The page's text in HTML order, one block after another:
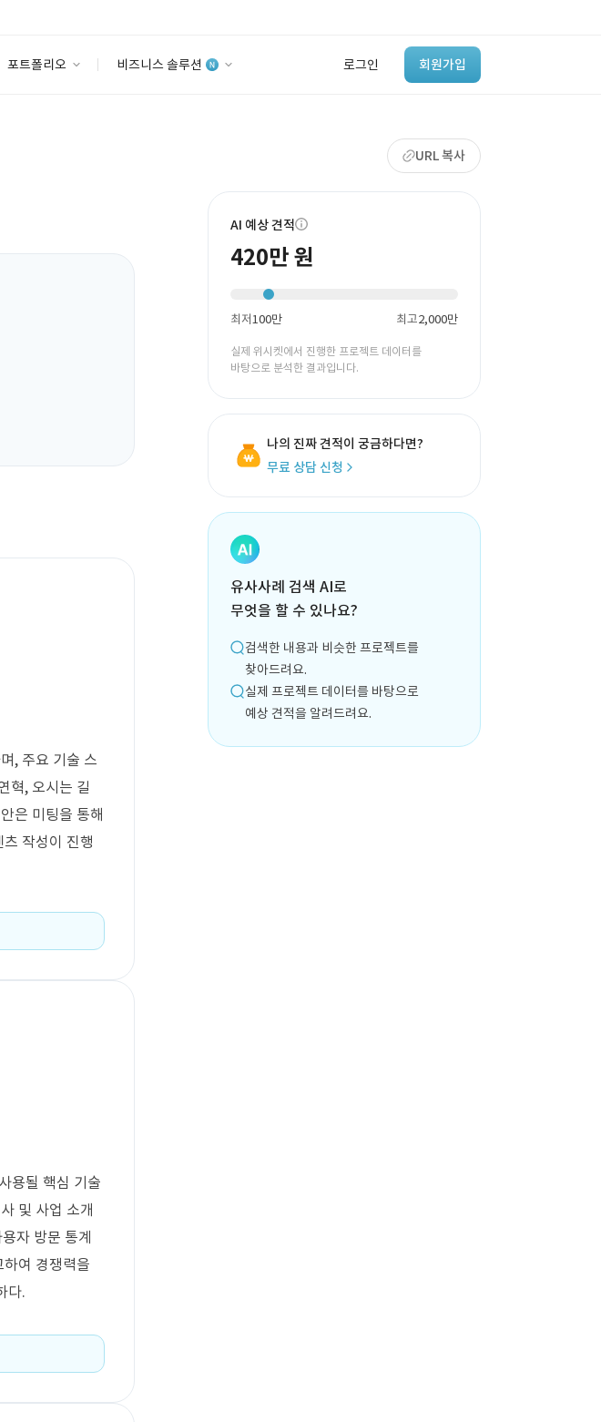
포트폴리오 비즈니스 솔루션 로그인 회원가입
‘이런 거’ 만들어본
개발 회사 있어?
바로가기
URL 복사
, 주요 기술 스
혁, 오시는 길
은 미팅을 통해
작성이 진행
용될 핵심 기술
및 사업 소개
자 방문 통계
여 경쟁력을
다.
AI 예상 견적
420만 원
최저100만 최고2,000만
실제 위시켓에서 진행한 프로젝트 데이터를
바탕으로 분석한 결과입니다.
나의 진짜 견적이 궁금하다면?
무료 상담 신청
유사사례 검색 AI로
무엇을 할 수 있나요?
검색한 내용과 비슷한 프로젝트를
찾아드려요.
실제 프로젝트 데이터를 바탕으로
예상 견적을 알려드려요.